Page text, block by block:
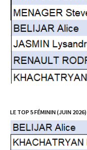
LE TOP 5 FÉMININ (JUIN 2026)